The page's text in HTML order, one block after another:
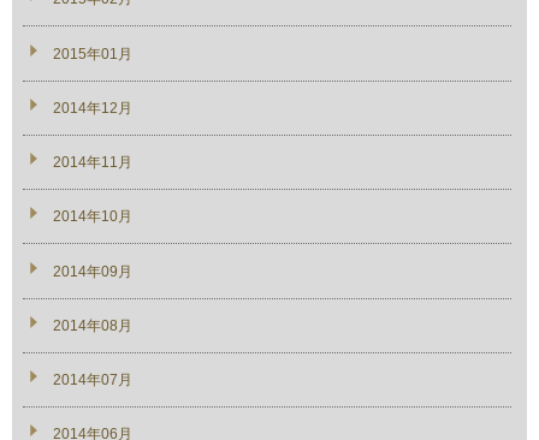
2015年01月
2014年12月
2014年11月
2014年10月
2014年09月
2014年08月
2014年07月
2014年06月